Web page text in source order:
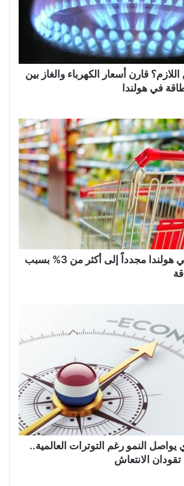
قارن أسعار الكهرباء والغاز بين
في هولندا
ارتفاع التضخم في هولندا مجدداً إلى أكثر من 3% بسبب
يواصل النمو رغم التوترات العالمية..
تقودان الانتعاش